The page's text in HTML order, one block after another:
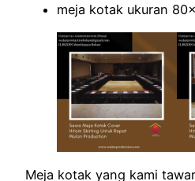
meja kotak ukuran
Meja kotak yang kami